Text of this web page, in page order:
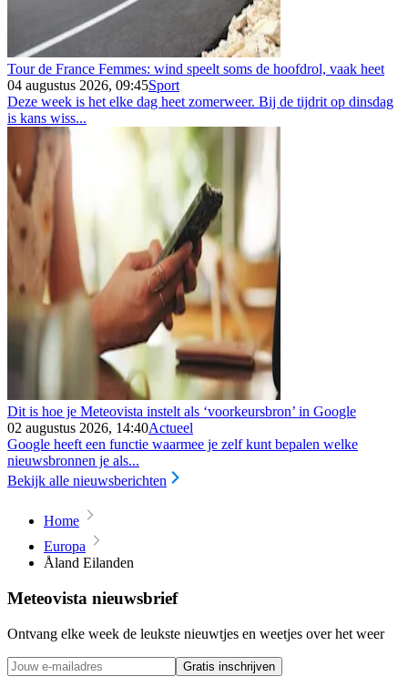
Tour de France Femmes: wind speelt soms de hoofdrol, vaak heet
04 augustus 2026, 09:45Sport
Deze week is het elke dag heet zomerweer. Bij de tijdrit op dinsdag
is kans wiss...
Dit is hoe je Meteovista instelt als ‘voorkeursbron’ in Google
02 augustus 2026, 14:40Actueel
Google heeft een functie waarmee je zelf kunt bepalen welke
nieuwsbronnen je als...
Bekijk alle nieuwsberichten
Home
Europa
Åland Eilanden
Meteovista nieuwsbrief
Ontvang elke week de leukste nieuwtjes en weetjes over het weer
Gratis inschrijven